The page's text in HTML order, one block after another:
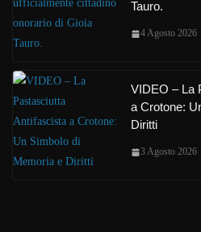
Tauro.
4 Agosto 2026
VIDEO – La
a Crotone:
Diritti
3 Agosto 2026